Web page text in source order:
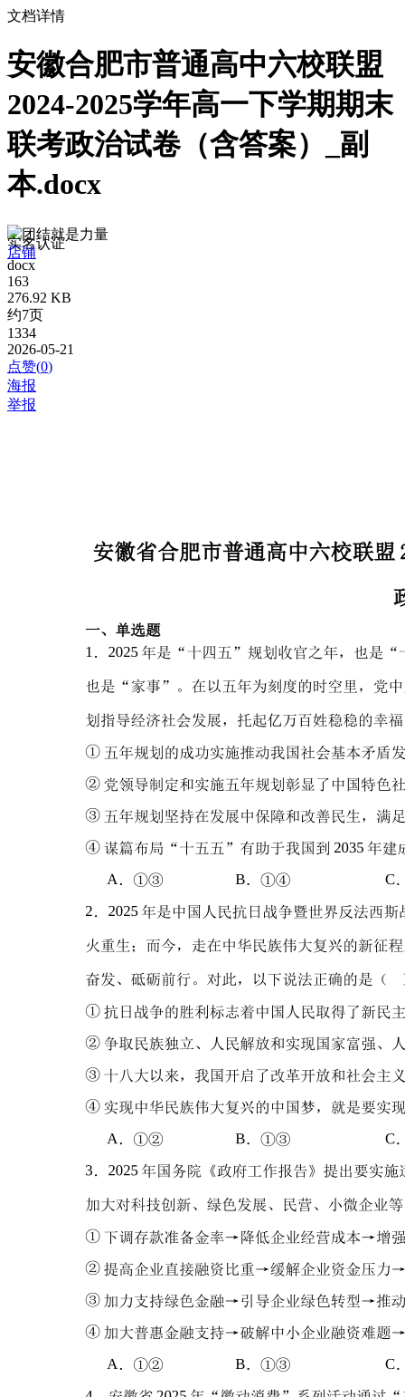
文档详情
安徽合肥市普通高中六校联盟
2024-2025学年高一下学期期末
联考政治试卷（含答案）_副
本.docx
团结就是力量
实名认证
店铺
docx
163
276.92 KB
约7页
1334
2026-05-21
点赞(0)
海报
举报